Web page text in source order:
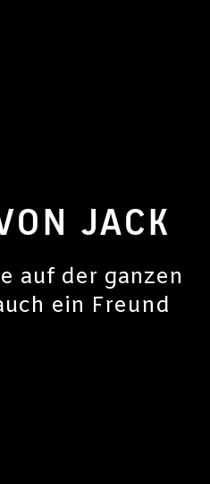
JACK
auf der ganzen
ein Freund